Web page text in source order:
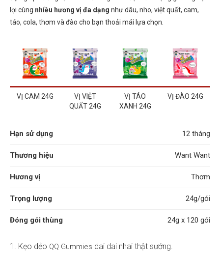
lợi cùng nhiều hương vị đa dạng như dâu, nho, việt quất, cam,
táo, cola, thơm và đào cho bạn thoải mái lựa chọn.
VỊ CAM 24G
VỊ VIỆT
QUẤT 24G
VỊ TÁO
XANH 24G
VỊ ĐÀO 24G
Hạn sử dụng 12 tháng
Thương hiệu Want Want
Hương vị Thơm
Trọng lượng 24g/gói
Đóng gói thùng 24g x 120 gói
1. Kẹo dẻo QQ Gummies dai dai nhai thật sướng.